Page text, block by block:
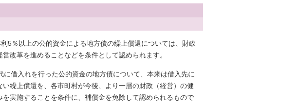
5％以上の公的資金による地方債の繰上償還については、財政
改革を進めることなどを条件として認められます。
借入れを行った公的資金の地方債について、本来は借入先に
繰上償還を、各市町村が今後、より一層の財政（経営）の健
実施することを条件に、補償金を免除して認められるもので